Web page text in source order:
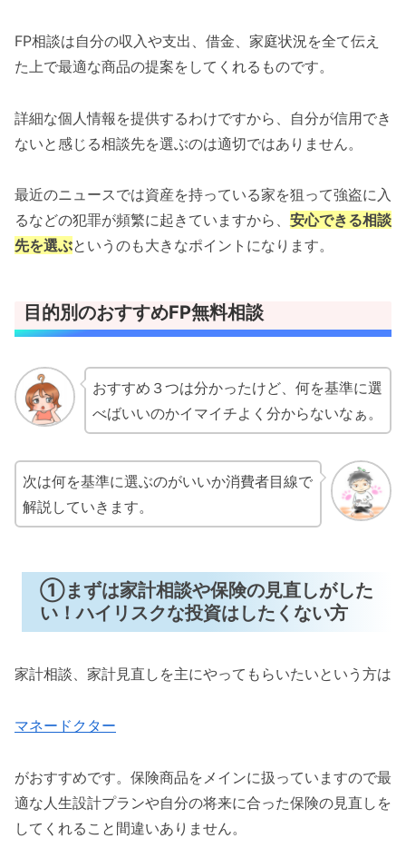
FP相談は自分の収入や支出、借金、家庭状況を全て伝え
た上で最適な商品の提案をしてくれるものです。
詳細な個人情報を提供するわけですから、自分が信用でき
ないと感じる相談先を選ぶのは適切ではありません。
最近のニュースでは資産を持っている家を狙って強盗に入
るなどの犯罪が頻繁に起きていますから、 安心できる相談
先を選ぶというのも大きなポイントになります。
目的別のおすすめFP無料相談
おすすめ３つは分かったけど、何を基準に選
べばいいのかイマイチよく分からないなぁ。
次は何を基準に選ぶのがいいか消費者目線で
解説していきます。
①まずは家計相談や保険の見直しがした
い！ハイリスクな投資はしたくない方
家計相談、家計見直しを主にやってもらいたいという方は
マネードクター
がおすすめです。保険商品をメインに扱っていますので最
適な人生設計プランや自分の将来に合った保険の見直しを
してくれること間違いありません。